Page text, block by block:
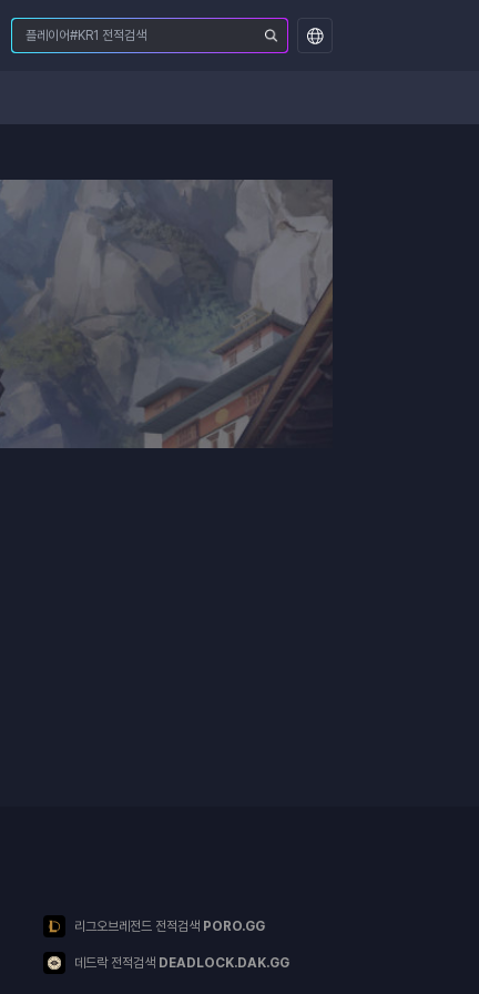
리그오브레전드 전적검색 PORO.GG
데드락 전적검색 DEADLOCK.DAK.GG